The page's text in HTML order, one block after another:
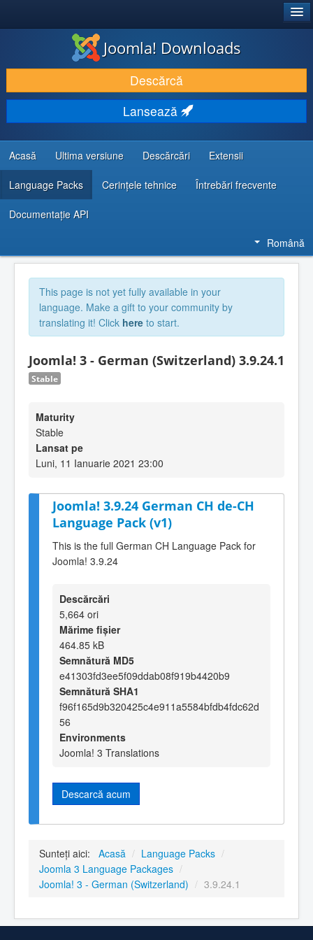
DESCARCĂ & ȘI EXTINDE
DESCOPERĂ & ÎNVAȚĂ
COMUNITATE & SUPORT
RESURSE DEZVOLTATORI
Joomla! Downloads
Descărcă
Lansează
Acasă Ultima versiune Descărcări Extensii
Language Packs Cerințele tehnice Întrebări frecvente
Documentaţie API
Română
This page is not yet fully available in your
language. Make a gift to your community by
translating it! Click here to start.
Joomla! 3 - German (Switzerland) 3.9.24.1
Stable
Maturity
Stable
Lansat pe
Luni, 11 Ianuarie 2021 23:00
Joomla! 3.9.24 German CH de-CH
Language Pack (v1)
This is the full German CH Language Pack for
Joomla! 3.9.24
Descărcări
5,664 ori
Mărime fișier
464.85 kB
Semnătură MD5
e41303fd3ee5f09ddab08f919b4420b9
Semnătură SHA1
f96f165d9b320425c4e911a5584bfdb4fdc62d
56
Environments
Joomla! 3 Translations
Descarcă acum
Sunteți aici: Acasă / Language Packs /
Joomla 3 Language Packages /
Joomla! 3 - German (Switzerland) / 3.9.24.1